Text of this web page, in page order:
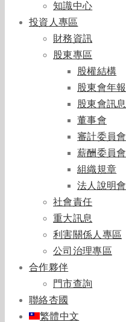
知識中心
投資人專區
財務資訊
股東專區
股權結構
股東會年報
股東會訊息
董事會
審計委員會
薪酬委員會
組織規章
法人說明會
社會責任
重大訊息
利害關係人專區
公司治理專區
合作夥伴
門市查詢
聯絡杏國
繁體中文